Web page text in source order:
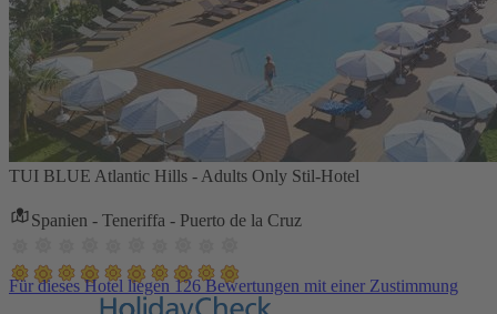
TUI BLUE Atlantic Hills - Adults Only Stil-Hotel
Spanien - Teneriffa - Puerto de la Cruz
Für dieses Hotel liegen 126 Bewertungen mit einer Zustimmung